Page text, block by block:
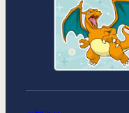
MIMARU東京 浅